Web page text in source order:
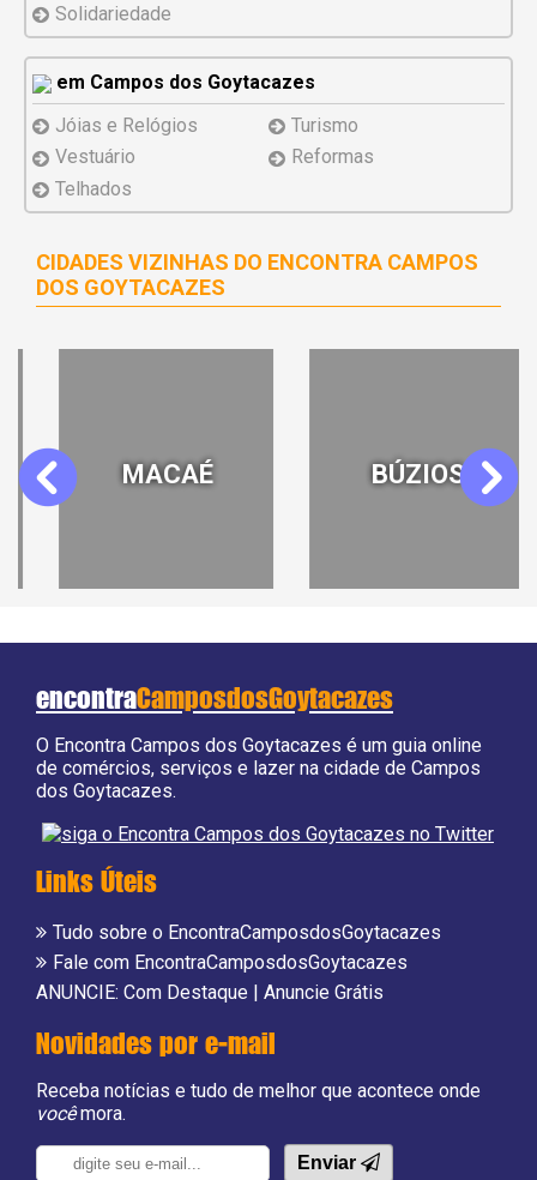
Solidariedade
em Campos dos Goytacazes
Jóias e Relógios
Turismo
Vestuário
Reformas
Telhados
CIDADES VIZINHAS DO ENCONTRA CAMPOS
DOS GOYTACAZES
Previous MACAÉ BÚZIOS Next
encontraCamposdosGoytacazes
O Encontra Campos dos Goytacazes é um guia online
de comércios, serviços e lazer na cidade de Campos
dos Goytacazes.
Links Úteis
Tudo sobre o EncontraCamposdosGoytacazes
Fale com EncontraCamposdosGoytacazes
ANUNCIE: Com Destaque | Anuncie Grátis
Novidades por e-mail
Receba notícias e tudo de melhor que acontece onde
vocêmora.
Enviar